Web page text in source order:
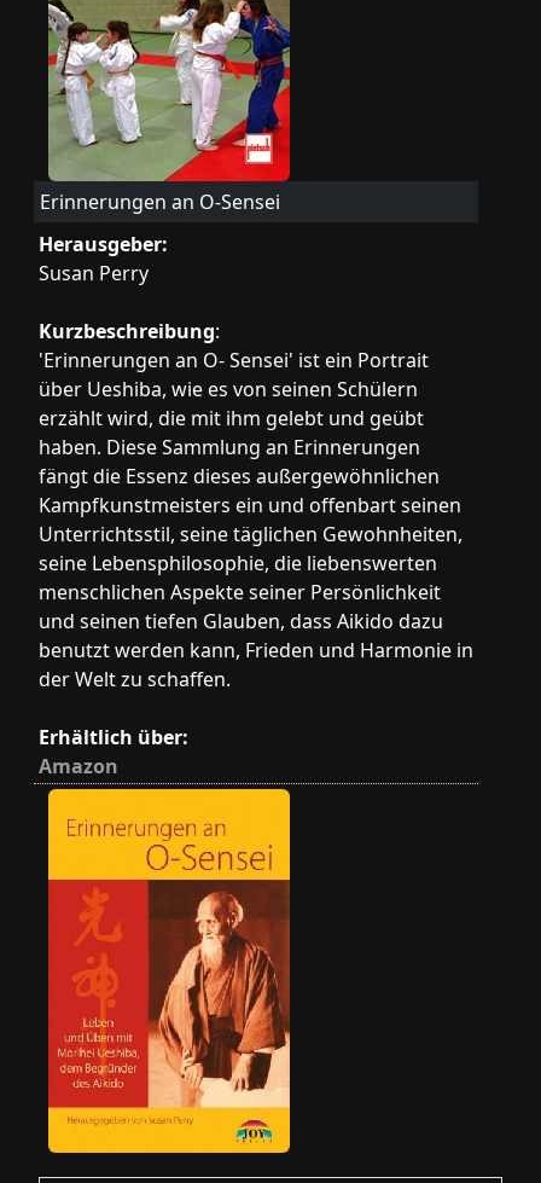
Erinnerungen an O-Sensei
Herausgeber:
Susan Perry
Kurzbeschreibung:
'Erinnerungen an O- Sensei' ist ein Portrait
über Ueshiba, wie es von seinen Schülern
erzählt wird, die mit ihm gelebt und geübt
haben. Diese Sammlung an Erinnerungen
fängt die Essenz dieses außergewöhnlichen
Kampfkunstmeisters ein und offenbart seinen
Unterrichtsstil, seine täglichen Gewohnheiten,
seine Lebensphilosophie, die liebenswerten
menschlichen Aspekte seiner Persönlichkeit
und seinen tiefen Glauben, dass Aikido dazu
benutzt werden kann, Frieden und Harmonie in
der Welt zu schaffen.
Erhältlich über:
Amazon